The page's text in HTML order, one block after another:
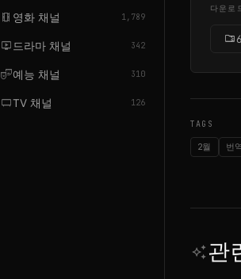
local_movies 영화 채널 1,789
live_tv 드라마 채널 342
theater_comedy예능 채널 310
tv_genTV 채널 126
다운로
folder_zip
TAGS
2월 번역
auto_awesome관